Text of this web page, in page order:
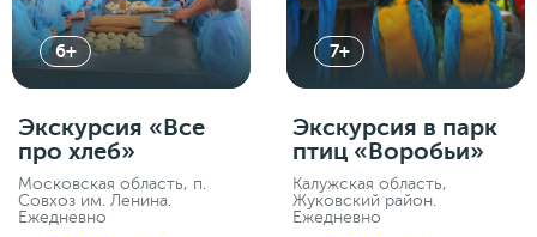
6+
Экскурсия «‎Все
про хлеб»
Московская область, п.
Совхоз им. Ленина.
Ежедневно
7+
Экскурсия в парк
птиц «Воробьи»
Калужская область,
Жуковский район.
Ежедневно